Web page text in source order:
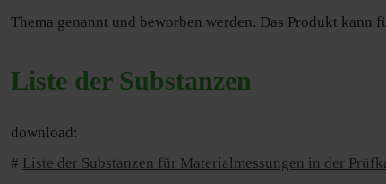
Thema genannt und beworben werden. Das Produkt kann
Liste der Substanzen
download:
# Liste der Substanzen für Materialmessungen in der